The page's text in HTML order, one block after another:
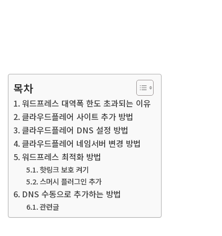
목차
워드프레스 대역폭 한도 초과되는 이유
클라우드플레어 사이트 추가 방법
클라우드플레어 DNS 설정 방법
클라우드플레어 네임서버 변경 방법
워드프레스 최적화 방법
핫링크 보호 켜기
스머시 플러그인 추가
DNS 수동으로 추가하는 방법
관련글